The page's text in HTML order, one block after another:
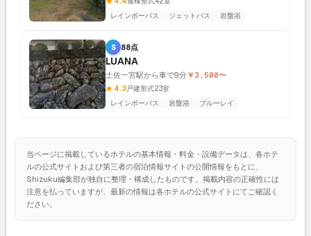
レインボーバス
ジェットバス 岩盤浴
S 88点
LUANA
土佐一宮駅から車で9分￥3,500〜
★ 4.3戸建形式23室
レインボーバス
岩盤浴 ブルーレイ
当ページに掲載しているホテルの基本情報・料金・設備データは、各ホテ
ルの公式サイトおよび第三者の宿泊情報サイトの公開情報をもとに、
Shizuku編集部が独自に整理・構成したものです。掲載内容の正確性には
注意を払っていますが、最新の情報は各ホテルの公式サイトにてご確認く
ださい。